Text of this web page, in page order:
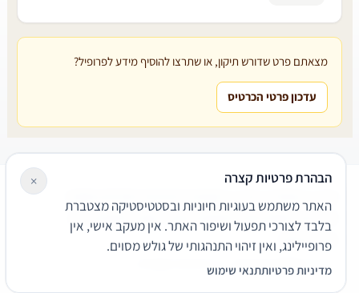
מצאתם פרט שדורש תיקון, או שתרצו להוסיף מידע לפרופיל?
עדכון פרטי הכרטיס
שירותים משפטיים
דרושים צור קשר נגישותפרטיות
תנאי שימוש
© 2026 הפירמה. כל הזכויות שמורות.
הבהרת פרטיות קצרה
האתר משתמש בעוגיות חיוניות ובסטטיסטיקה מצטברת
בלבד לצורכי תפעול ושיפור האתר. אין מעקב אישי, אין
פרופיילינג, ואין זיהוי התנהגותי של גולש מסוים.
מדיניות פרטיותתנאי שימוש
×